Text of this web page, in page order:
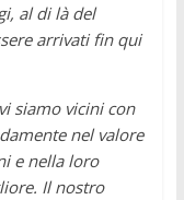
al di là del
arrivati fin qui
siamo vicini con
nel valore
e nella loro
Il nostro